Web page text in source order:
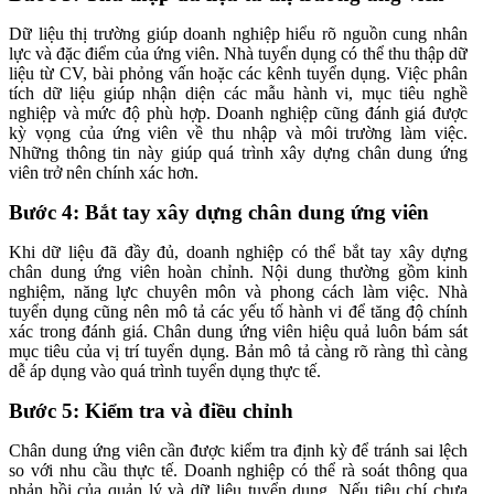
Dữ liệu thị trường giúp doanh nghiệp hiểu rõ nguồn cung nhân
lực và đặc điểm của ứng viên. Nhà tuyển dụng có thể thu thập dữ
liệu từ CV, bài phỏng vấn hoặc các kênh tuyển dụng. Việc phân
tích dữ liệu giúp nhận diện các mẫu hành vi, mục tiêu nghề
nghiệp và mức độ phù hợp. Doanh nghiệp cũng đánh giá được
kỳ vọng của ứng viên về thu nhập và môi trường làm việc.
Những thông tin này giúp quá trình xây dựng chân dung ứng
viên trở nên chính xác hơn.
Bước 4: Bắt tay xây dựng chân dung ứng viên
Khi dữ liệu đã đầy đủ, doanh nghiệp có thể bắt tay xây dựng
chân dung ứng viên hoàn chỉnh. Nội dung thường gồm kinh
nghiệm, năng lực chuyên môn và phong cách làm việc. Nhà
tuyển dụng cũng nên mô tả các yếu tố hành vi để tăng độ chính
xác trong đánh giá. Chân dung ứng viên hiệu quả luôn bám sát
mục tiêu của vị trí tuyển dụng. Bản mô tả càng rõ ràng thì càng
dễ áp dụng vào quá trình tuyển dụng thực tế.
Bước 5: Kiểm tra và điều chỉnh
Chân dung ứng viên cần được kiểm tra định kỳ để tránh sai lệch
so với nhu cầu thực tế. Doanh nghiệp có thể rà soát thông qua
phản hồi của quản lý và dữ liệu tuyển dụng. Nếu tiêu chí chưa